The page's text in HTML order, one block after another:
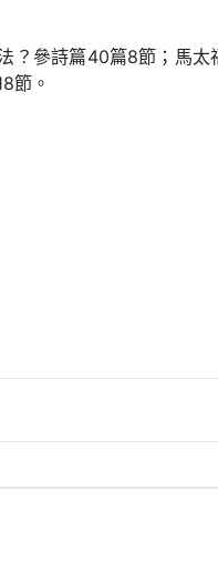
？參詩篇40篇8節；馬
節。